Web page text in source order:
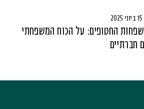
החטופים: על הכוח המשפחתי
חברתיים